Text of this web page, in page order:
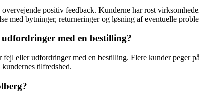
positiv feedback. Kunderne har rost
med bytninger, returneringer og løsning af eventuelle
med en bestilling?
eller udfordringer med en bestilling. Flere kunder peger
tilfredshed.